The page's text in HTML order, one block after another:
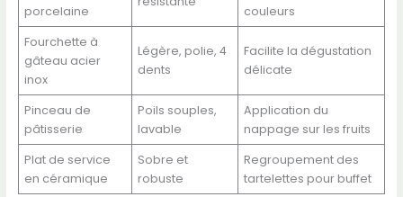
porcelaine
couleurs
Fourchette à
gâteau acier
inox
Légère, polie, 4
dents
Facilite la dégustation
délicate
Pinceau de
pâtisserie
Poils souples,
lavable
Application du
nappage sur les fruits
Plat de service
en céramique
Sobre et
robuste
Regroupement des
tartelettes pour buffet